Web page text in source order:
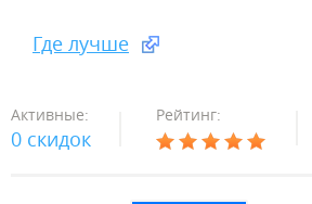
Где лучше
Активные:
0 скидок
Рейтинг: